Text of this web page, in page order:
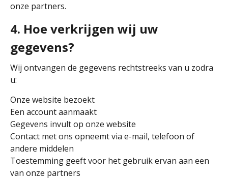
onze partners.
4. Hoe verkrijgen wij uw
gegevens?
Wij ontvangen de gegevens rechtstreeks van u zodra
u:
Onze website bezoekt
Een account aanmaakt
Gegevens invult op onze website
Contact met ons opneemt via e-mail, telefoon of
andere middelen
Toestemming geeft voor het gebruik ervan aan een
van onze partners